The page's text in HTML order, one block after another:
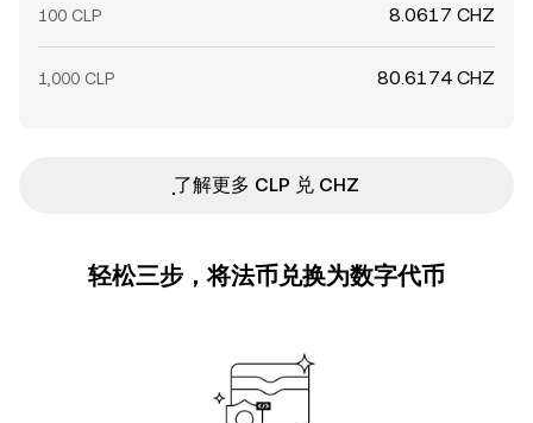
100 CLP 8.0617 CHZ
1,000 CLP 80.6174 CHZ
ִִִִִִִִִִִִִִִִִִִִִִִִִִִִִִִִִִִִִִִִִִִִִִִ了解更多 CLP 兑 CHZ
轻松三步，将法币兑换为数字代币